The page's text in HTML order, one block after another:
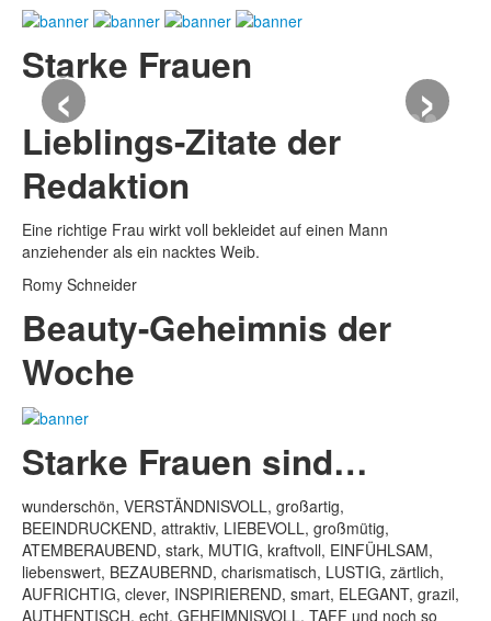
Starke Frauen
‹ ›
Lieblings-Zitate der
Redaktion
Eine richtige Frau wirkt voll bekleidet auf einen Mann
anziehender als ein nacktes Weib.
Romy Schneider
Beauty-Geheimnis der
Woche
Starke Frauen sind…
wunderschön, VERSTÄNDNISVOLL, großartig,
BEEINDRUCKEND, attraktiv, LIEBEVOLL, großmütig,
ATEMBERAUBEND, stark, MUTIG, kraftvoll, EINFÜHLSAM,
liebenswert, BEZAUBERND, charismatisch, LUSTIG, zärtlich,
AUFRICHTIG, clever, INSPIRIEREND, smart, ELEGANT, grazil,
AUTHENTISCH, echt, GEHEIMNISVOLL, TAFF und noch so